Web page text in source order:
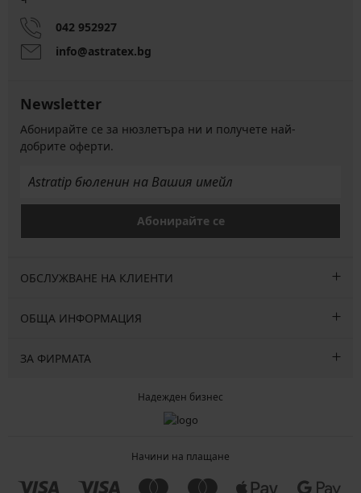
042 952927
info@astratex.bg
Newsletter
Абонирайте се за нюзлетъра ни и получете най-
добрите оферти.
Абонирайте се
ОБСЛУЖВАНЕ НА КЛИЕНТИ
ОБЩА ИНФОРМАЦИЯ
ЗА ФИРМАТА
Надежден бизнес
Начини на плащане